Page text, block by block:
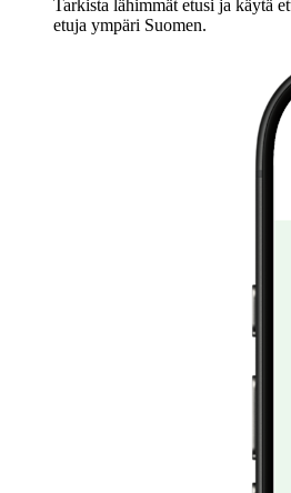
Tarkista lähimmät etusi ja käytä
etuja ympäri Suomen.